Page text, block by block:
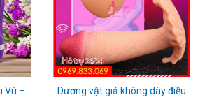
Vú –
Dương vật giả không dây điều